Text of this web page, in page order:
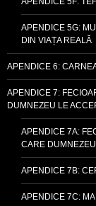
APENDICE 5G:
DIN VIAȚA REALĂ
APENDICE 6:
APENDICE 7:
DUMNEZEU LE
APENDICE 7A:
CARE
APENDICE 7B:
APENDICE 7C: